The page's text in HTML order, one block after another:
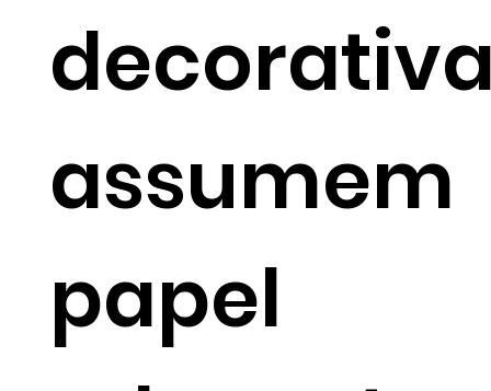
assumem
papel